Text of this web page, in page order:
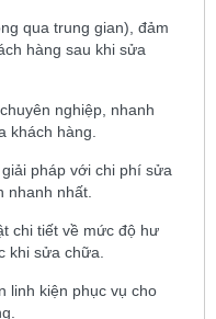
qua trung gian), đảm
hàng sau khi sửa
nghiệp, nhanh
khách hàng.
pháp với chi phí sửa
nhanh nhất.
chi tiết về mức độ hư
khi sửa chữa.
linh kiện phục vụ cho